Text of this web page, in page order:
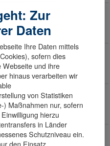
(w/m/d)
& Co. KG
(w/m/d)
…
& Co. KG
Intelligence (w/m/d)
…
& Co. KG
Zur
Daten
Ihre Daten mittels
sofern dies
Webseite und ihre
hinaus verarbeiten wir
von Statistiken
) Maßnahmen nur, sofern
hierzu
in Länder
Schutzniveau ein.
den Einsatz